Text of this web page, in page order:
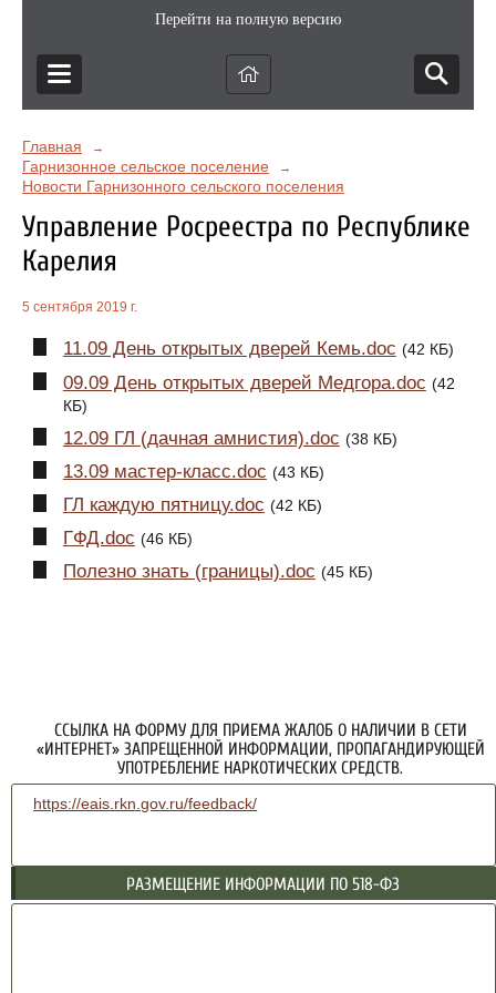
Перейти на полную версию
Главная →
Гарнизонное сельское поселение →
Новости Гарнизонного сельского поселения
Управление Росреестра по Республике
Карелия
5 сентября 2019 г.
11.09 День открытых дверей Кемь.doc (42 КБ)
09.09 День открытых дверей Медгора.doc (42
КБ)
12.09 ГЛ (дачная амнистия).doc (38 КБ)
13.09 мастер-класс.doc (43 КБ)
ГЛ каждую пятницу.doc (42 КБ)
ГФД.doc (46 КБ)
Полезно знать (границы).doc (45 КБ)
ССЫЛКА НА ФОРМУ ДЛЯ ПРИЕМА ЖАЛОБ О НАЛИЧИИ В СЕТИ
«ИНТЕРНЕТ» ЗАПРЕЩЕННОЙ ИНФОРМАЦИИ, ПРОПАГАНДИРУЮЩЕЙ
УПОТРЕБЛЕНИЕ НАРКОТИЧЕСКИХ СРЕДСТВ.
https://eais.rkn.gov.ru/feedback/
РАЗМЕЩЕНИЕ ИНФОРМАЦИИ ПО 518-ФЗ